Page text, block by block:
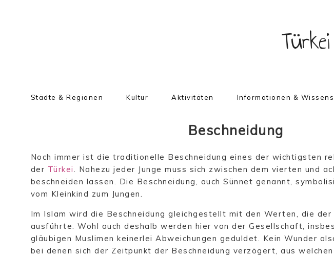
Städte & Regionen Kultur Aktivitäten Informationen &
Beschneidung
Noch immer ist die traditionelle Beschneidung eines der wichtigsten
der Türkei
. Nahezu jeder Junge muss sich zwischen dem vierten und
beschneiden lassen. Die Beschneidung, auch Sünnet genannt,
vom Kleinkind zum Jungen.
Im Islam wird die Beschneidung gleichgestellt mit den Werten, die
ausführte. Wohl auch deshalb werden hier von der Gesellschaft,
gläubigen Muslimen keinerlei Abweichungen geduldet. Kein Wunder
bei denen sich der Zeitpunkt der Beschneidung verzögert, aus welchen